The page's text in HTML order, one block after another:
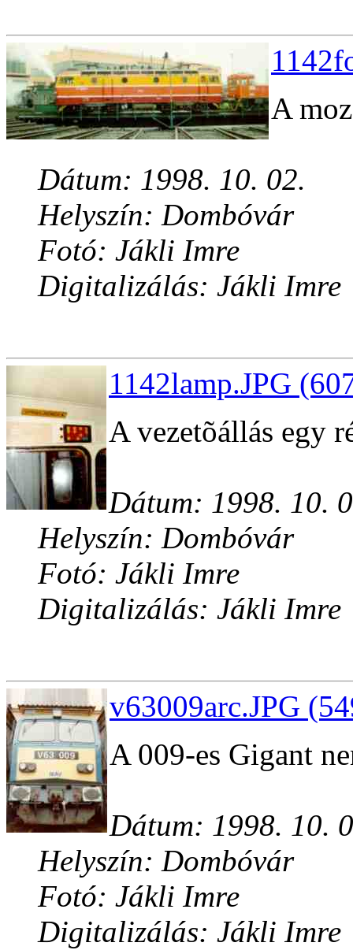
A
Dátum: 1998. 10. 02.
Helyszín: Dombóvár
Fotó: Jákli Imre
Digitalizálás: Jákli Imre
1142lamp.JPG
A vezetõállás egy
Dátum: 1998. 10.
Helyszín: Dombóvár
Fotó: Jákli Imre
Digitalizálás: Jákli Imre
v63009arc.JPG
A 009-es Gigant
Dátum: 1998. 10.
Helyszín: Dombóvár
Fotó: Jákli Imre
Digitalizálás: Jákli Imre